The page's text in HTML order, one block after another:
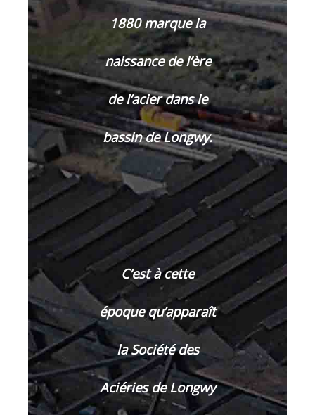
1880 marque la
naissance de l’ère
de l’acier dans le
bassin de Longwy.
C’est à cette
époque qu’apparaît
la Société des
Aciéries de Longwy